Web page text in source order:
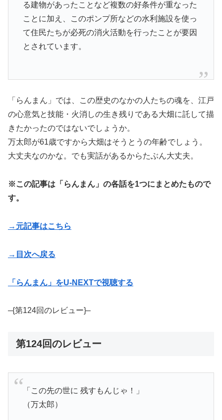
る建物があったことなど複数の好条件が重なった
ことに加え、このポンプ所などの水利施設を使っ
て住民たちが必死の消火活動を行ったことが要因
とされています。
「らんまん」では、この歴史のなかの人たちの魂を、江戸
の心意気と技能・火消しの生き残りである大畑に託して描
きたかったのではないでしょうか。
万太郎が61歳ですから大畑はそうとうの年齢でしょう。
大丈夫なのかな。でも実話があるからたぶん大丈夫。
※この記事は「らんまん」の各話を1つにまとめたもので
す。
→元記事はこちら
→目次へ戻る
「らんまん」をU-NEXTで視聴する
–{第124回のレビュー}–
第124回のレビュー
「この先の世に 残すもんじゃ！」
（万太郎）